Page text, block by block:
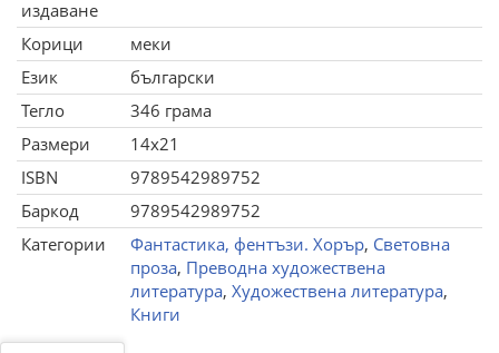
издаване
Корици
меки
Език
български
Тегло
346 грама
Размери
14x21
ISBN
9789542989752
Баркод
9789542989752
Категории
Фантастика, фентъзи. Хорър, Световна
проза, Преводна художествена
литература, Художествена литература,
Книги